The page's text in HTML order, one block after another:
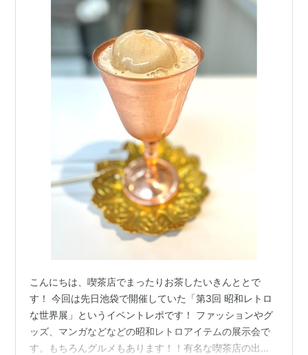
こんにちは、喫茶店でまったりお茶したいきんととで
す！ 今回は先日池袋で開催していた「第3回 昭和レトロ
な世界展」というイベントレポです！ ファッションやグ
ッズ、マンガなどなどの昭和レトロアイテムの展示会で
す。もちろんグルメもあります！！有名な喫茶店の出店